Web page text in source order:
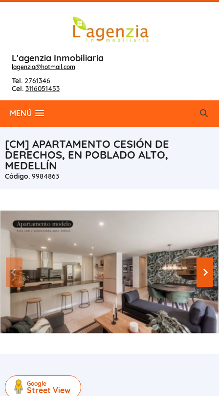
L'agenzia Inmobiliaria
lagenzia@hotmail.com
Tel. 2761346
Cel. 3116051453
MENÚ
[CM] APARTAMENTO CESIÓN DE
DERECHOS, EN POBLADO ALTO,
MEDELLÍN
Código. 9984863
Google
Street View